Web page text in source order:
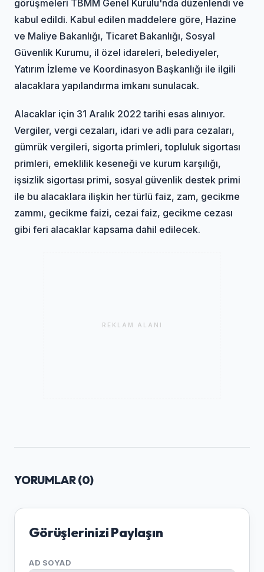
görüşmeleri TBMM Genel Kurulu'nda düzenlendi ve
kabul edildi. Kabul edilen maddelere göre, Hazine
ve Maliye Bakanlığı, Ticaret Bakanlığı, Sosyal
Güvenlik Kurumu, il özel idareleri, belediyeler,
Yatırım İzleme ve Koordinasyon Başkanlığı ile ilgili
alacaklara yapılandırma imkanı sunulacak.
Alacaklar için 31 Aralık 2022 tarihi esas alınıyor.
Vergiler, vergi cezaları, idari ve adli para cezaları,
gümrük vergileri, sigorta primleri, topluluk sigortası
primleri, emeklilik keseneği ve kurum karşılığı,
işsizlik sigortası primi, sosyal güvenlik destek primi
ile bu alacaklara ilişkin her türlü faiz, zam, gecikme
zammı, gecikme faizi, cezai faiz, gecikme cezası
gibi feri alacaklar kapsama dahil edilecek.
REKLAM ALANI
YORUMLAR (0)
Görüşlerinizi Paylaşın
AD SOYAD